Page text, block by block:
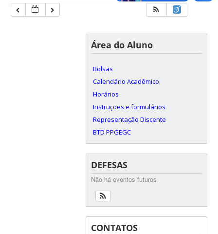
Área do Aluno
Bolsas
Calendário Acadêmico
Horários
Instruções e formulários
Representação Discente
BTD PPGEGC
DEFESAS
Não há eventos futuros
CONTATOS